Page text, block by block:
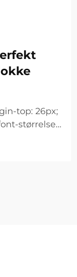
top: 26px;
størrelse:
content